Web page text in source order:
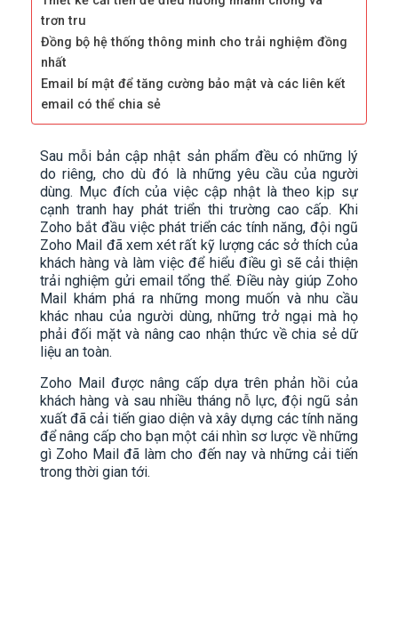
trơn tru
Đồng bộ hệ thống thông minh cho trải nghiệm đồng
nhất
Email bí mật để tăng cường bảo mật và các liên kết
email có thể chia sẻ
Sau mỗi bản cập nhật sản phẩm đều có những lý
do riêng, cho dù đó là những yêu cầu của người
dùng. Mục đích của việc cập nhật là theo kịp sự
cạnh tranh hay phát triển thi trường cao cấp. Khi
Zoho bắt đầu việc phát triển các tính năng, đội ngũ
Zoho Mail đã xem xét rất kỹ lượng các sở thích của
khách hàng và làm việc để hiểu điều gì sẽ cải thiện
trải nghiệm gửi email tổng thể. Điều này giúp Zoho
Mail khám phá ra những mong muốn và nhu cầu
khác nhau của người dùng, những trở ngại mà họ
phải đối mặt và nâng cao nhận thức về chia sẻ dữ
liệu an toàn.
Zoho Mail được nâng cấp dựa trên phản hồi của
khách hàng và sau nhiều tháng nỗ lực, đội ngũ sản
xuất đã cải tiến giao diện và xây dựng các tính năng
để nâng cấp cho bạn một cái nhìn sơ lược về những
gì Zoho Mail đã làm cho đến nay và những cải tiến
trong thời gian tới.